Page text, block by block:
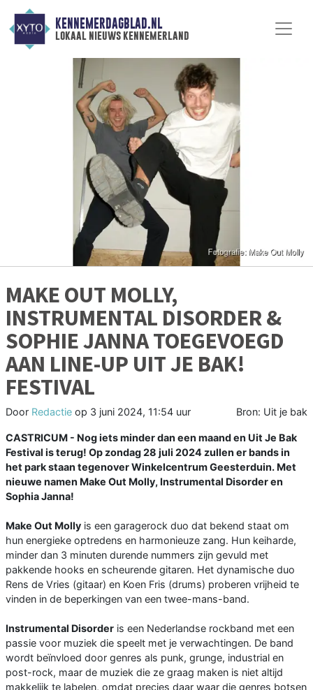
KENNEMERDAGBLAD.NL
lokaal nieuws kennemerland
MAKE OUT MOLLY,
INSTRUMENTAL DISORDER &
SOPHIE JANNA TOEGEVOEGD
AAN LINE-UP UIT JE BAK!
FESTIVAL
Door Redactie op 3 juni 2024, 11:54 uur Bron: Uit je bak
CASTRICUM - Nog iets minder dan een maand en Uit Je Bak
Festival is terug! Op zondag 28 juli 2024 zullen er bands in
het park staan tegenover Winkelcentrum Geesterduin. Met
nieuwe namen Make Out Molly, Instrumental Disorder en
Sophia Janna!
Make Out Molly is een garagerock duo dat bekend staat om
hun energieke optredens en harmonieuze zang. Hun keiharde,
minder dan 3 minuten durende nummers zijn gevuld met
pakkende hooks en scheurende gitaren. Het dynamische duo
Rens de Vries (gitaar) en Koen Fris (drums) proberen vrijheid te
vinden in de beperkingen van een twee-mans-band.
Instrumental Disorder is een Nederlandse rockband met een
passie voor muziek die speelt met je verwachtingen. De band
wordt beïnvloed door genres als punk, grunge, industrial en
post-rock, maar de muziek die ze graag maken is niet altijd
makkelijk te labelen, omdat precies daar waar die genres botsen